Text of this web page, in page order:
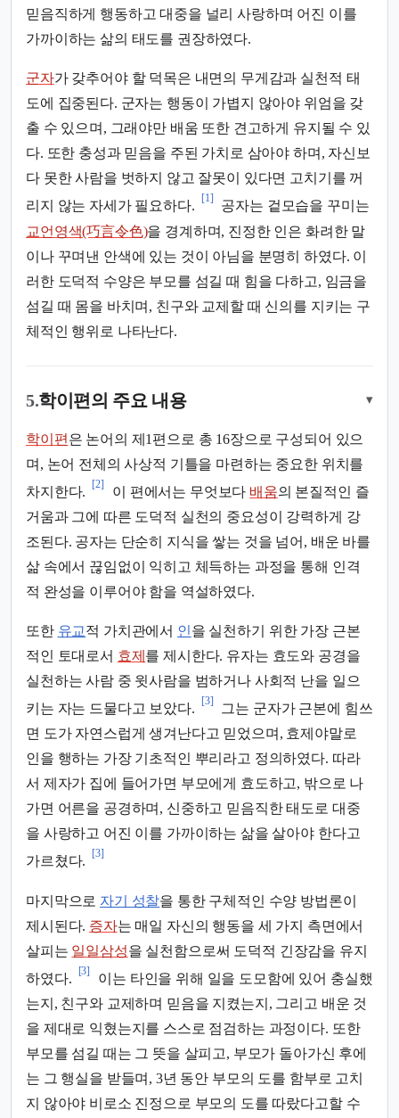
믿음직하게 행동하고 대중을 널리 사랑하며 어진 이를
가까이하는 삶의 태도를 권장하였다.
군자가 갖추어야 할 덕목은 내면의 무게감과 실천적 태
도에 집중된다. 군자는 행동이 가볍지 않아야 위엄을 갖
출 수 있으며, 그래야만 배움 또한 견고하게 유지될 수 있
다. 또한 충성과 믿음을 주된 가치로 삼아야 하며, 자신보
다 못한 사람을 벗하지 않고 잘못이 있다면 고치기를 꺼
리지 않는 자세가 필요하다.
[1]
공자는 겉모습을 꾸미는
교언영색(巧言令色)을 경계하며, 진정한 인은 화려한 말
이나 꾸며낸 안색에 있는 것이 아님을 분명히 하였다. 이
러한 도덕적 수양은 부모를 섬길 때 힘을 다하고, 임금을
섬길 때 몸을 바치며, 친구와 교제할 때 신의를 지키는 구
체적인 행위로 나타난다.
5.학이편의 주요 내용 ▾
학이편 은 논어의 제1편으로 총 16장으로 구성되어 있으
며, 논어 전체의 사상적 기틀을 마련하는 중요한 위치를
차지한다.
[2]
이 편에서는 무엇보다 배움의 본질적인 즐
거움과 그에 따른 도덕적 실천의 중요성이 강력하게 강
조된다. 공자는 단순히 지식을 쌓는 것을 넘어, 배운 바를
삶 속에서 끊임없이 익히고 체득하는 과정을 통해 인격
적 완성을 이루어야 함을 역설하였다.
또한 유교적 가치관에서 인을 실천하기 위한 가장 근본
적인 토대로서 효제 를 제시한다. 유자는 효도와 공경을
실천하는 사람 중 윗사람을 범하거나 사회적 난을 일으
키는 자는 드물다고 보았다.
[3]
그는 군자가 근본에 힘쓰
면 도가 자연스럽게 생겨난다고 믿었으며, 효제야말로
인을 행하는 가장 기초적인 뿌리라고 정의하였다. 따라
서 제자가 집에 들어가면 부모에게 효도하고, 밖으로 나
가면 어른을 공경하며, 신중하고 믿음직한 태도로 대중
을 사랑하고 어진 이를 가까이하는 삶을 살아야 한다고
가르쳤다.
[3]
마지막으로 자기 성찰을 통한 구체적인 수양 방법론이
제시된다. 증자는 매일 자신의 행동을 세 가지 측면에서
살피는 일일삼성을 실천함으로써 도덕적 긴장감을 유지
하였다.
[3]
이는 타인을 위해 일을 도모함에 있어 충실했
는지, 친구와 교제하며 믿음을 지켰는지, 그리고 배운 것
을 제대로 익혔는지를 스스로 점검하는 과정이다. 또한
부모를 섬길 때는 그 뜻을 살피고, 부모가 돌아가신 후에
는 그 행실을 받들며, 3년 동안 부모의 도를 함부로 고치
지 않아야 비로소 진정으로 부모의 도를 따랐다고할 수